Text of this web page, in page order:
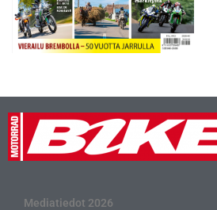
Mediatiedot 2026